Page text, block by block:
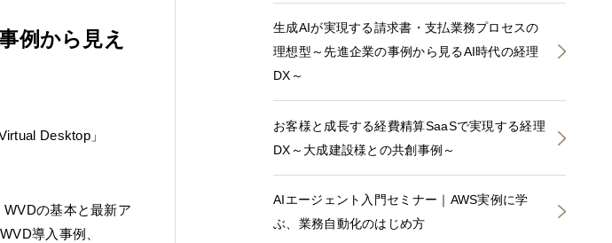
例から見え
Desktop」
の基本と最新ア
導入事例、
生成AIが実現する請求書・支払業務プロセスの
理想型～先進企業の事例から見るAI時代の経理
DX～
お客様と成長する経費精算SaaSで実現する経理
DX～大成建設様との共創事例～
AIエージェント入門セミナー｜AWS実例に学
ぶ、業務自動化のはじめ方